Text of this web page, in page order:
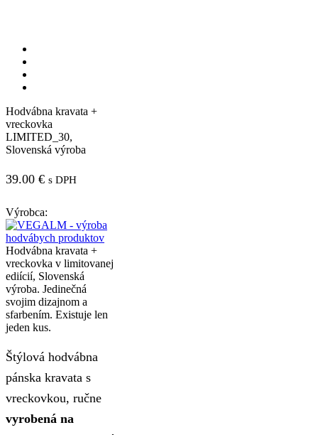
Hodvábna kravata +
vreckovka
LIMITED_30,
Slovenská výroba
39.00 € s DPH
Výrobca:
Hodvábna kravata +
vreckovka v limitovanej
ediícií, Slovenská
výroba. Jedinečná
svojim dizajnom a
sfarbením. Existuje len
jeden kus.
Štýlová hodvábna
pánska kravata s
vreckovkou, ručne
vyrobená na